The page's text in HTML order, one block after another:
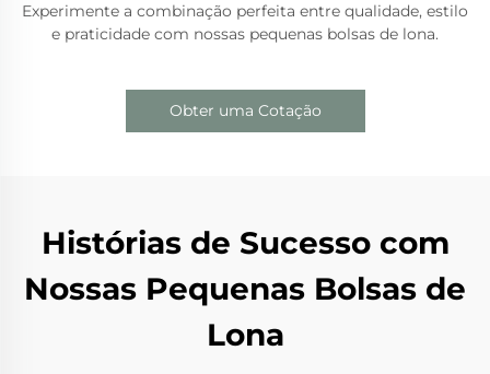
Experimente a combinação perfeita entre qualidade, estilo
e praticidade com nossas pequenas bolsas de lona.
Obter uma Cotação
Histórias de Sucesso com
Nossas Pequenas Bolsas de
Lona